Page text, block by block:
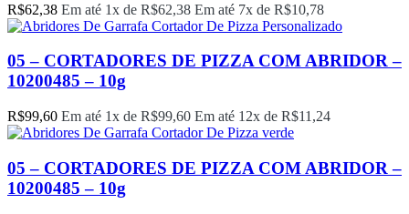
R$62,38 Em até 1x de R$62,38 Em até 7x de R$10,78
05 – CORTADORES DE PIZZA COM ABRIDOR –
10200485 – 10g
R$99,60 Em até 1x de R$99,60 Em até 12x de R$11,24
05 – CORTADORES DE PIZZA COM ABRIDOR –
10200485 – 10g